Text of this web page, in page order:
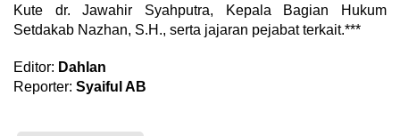
Kute dr. Jawahir Syahputra, Kepala Bagian Hukum
Setdakab Nazhan, S.H., serta jajaran pejabat terkait.***
Editor: Dahlan
Reporter: Syaiful AB